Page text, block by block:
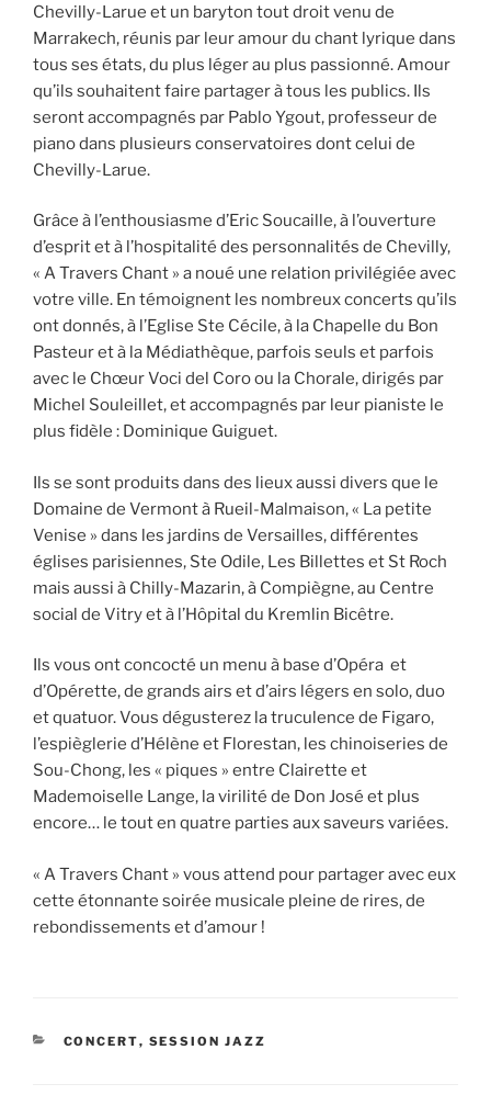
Chevilly-Larue et un baryton tout droit venu de
Marrakech, réunis par leur amour du chant lyrique dans
tous ses états, du plus léger au plus passionné. Amour
qu’ils souhaitent faire partager à tous les publics. Ils
seront accompagnés par Pablo Ygout, professeur de
piano dans plusieurs conservatoires dont celui de
Chevilly-Larue.
Grâce à l’enthousiasme d’Eric Soucaille, à l’ouverture
d’esprit et à l’hospitalité des personnalités de Chevilly,
« A Travers Chant » a noué une relation privilégiée avec
votre ville. En témoignent les nombreux concerts qu’ils
ont donnés, à l’Eglise Ste Cécile, à la Chapelle du Bon
Pasteur et à la Médiathèque, parfois seuls et parfois
avec le Chœur Voci del Coro ou la Chorale, dirigés par
Michel Souleillet, et accompagnés par leur pianiste le
plus fidèle : Dominique Guiguet.
Ils se sont produits dans des lieux aussi divers que le
Domaine de Vermont à Rueil-Malmaison, « La petite
Venise » dans les jardins de Versailles, différentes
églises parisiennes, Ste Odile, Les Billettes et St Roch
mais aussi à Chilly-Mazarin, à Compiègne, au Centre
social de Vitry et à l’Hôpital du Kremlin Bicêtre.
Ils vous ont concocté un menu à base d’Opéra et
d’Opérette, de grands airs et d’airs légers en solo, duo
et quatuor. Vous dégusterez la truculence de Figaro,
l’espièglerie d’Hélène et Florestan, les chinoiseries de
Sou-Chong, les « piques » entre Clairette et
Mademoiselle Lange, la virilité de Don José et plus
encore… le tout en quatre parties aux saveurs variées.
« A Travers Chant » vous attend pour partager avec eux
cette étonnante soirée musicale pleine de rires, de
rebondissements et d’amour !
CATÉGORIES
CONCERT, SESSION JAZZ